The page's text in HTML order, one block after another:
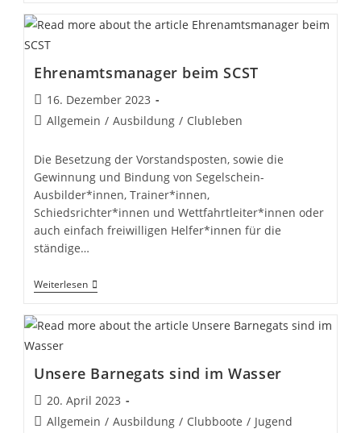
Ehrenamtsmanager beim SCST
Beitrag
veröffentlicht:
16. Dezember 2023
Beitrags-
Allgemein / Ausbildung / Clubleben
Die Besetzung der Vorstandsposten, sowie die
Gewinnung und Bindung von Segelschein-
Ausbilder*innen, Trainer*innen,
Schiedsrichter*innen und Wettfahrtleiter*innen oder
auch einfach freiwilligen Helfer*innen für die
ständige…
WeiterlesenEhrenamtsmanager
Beim
Unsere Barnegats sind im Wasser
Beitrag
veröffentlicht:
20. April 2023
Beitrags-
Allgemein / Ausbildung / Clubboote / Jugend